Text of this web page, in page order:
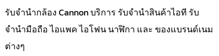
รับจำนำกล้อง Cannon บริการ รับจำนำสินค้าไอที รับ
จำนำมือถือ ไอแพค ไอโฟน นาฬิกา และ ของแบรนด์เนม
ต่างๆ